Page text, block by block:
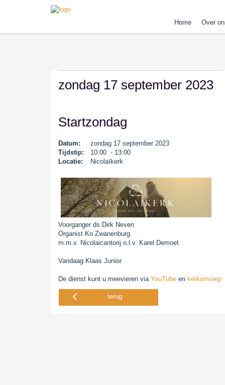
Home Over
zondag 17 september 2023
Startzondag
Datum:
zondag 17 september 2023
Tijdstip:
10:00 - 13:00
Locatie:
Nicolaïkerk
Voorganger ds Dirk Neven
Organist Ko Zwanenburg
m.m.v. Nicolaicantorij o.l.v. Karel Demoet
Vandaag Klaas Junior
De dienst kunt u meevieren via YouTube en kerkomroep
terug